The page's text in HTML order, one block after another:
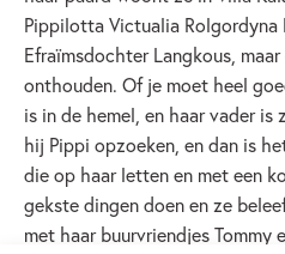
Pippilotta Victualia Rolgordyna
Efraïmsdochter Langkous,
onthouden. Of je moet heel
is in de hemel, en haar vader
hij Pippi opzoeken, en dan is
die op haar letten en met een
gekste dingen doen en ze
met haar buurvriendjes Tommy